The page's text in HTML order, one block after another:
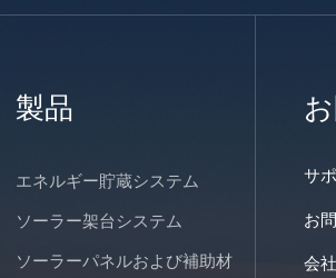
製品
エネルギー貯蔵システム
ソーラー架台システム
ソーラーパネルおよび補助材
サ
お
会